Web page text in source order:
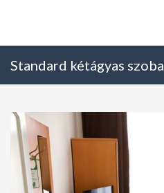
Standard kétágyas szoba